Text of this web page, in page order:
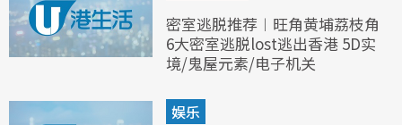
密室逃脱推荐︱旺角黄埔荔枝角
6大密室逃脱lost逃出香港 5D实
境/鬼屋元素/电子机关
娱乐